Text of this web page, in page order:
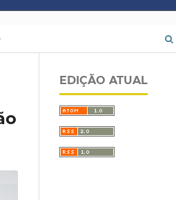
EDIÇÃO ATUAL